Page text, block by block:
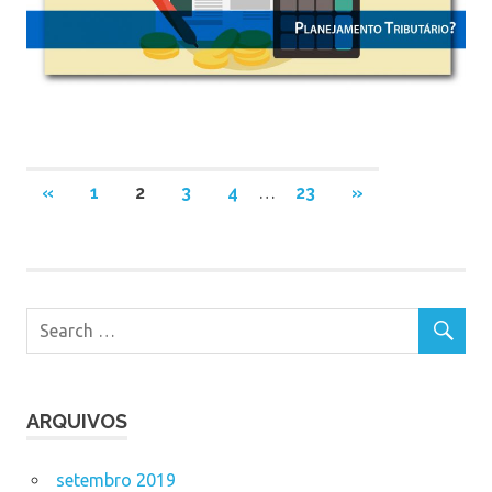
Navegação
« PREVIOUS
1 2 3 4 … 23
NEXT
»
ARQUIVOS
setembro 2019